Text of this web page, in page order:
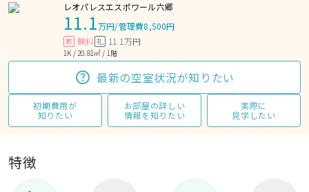
レオパレスエスポワール六郷
11.1万円/管理費8,500円
敷 無料 礼 11.1万円
1K / 20.81㎡ / 1階
最新の空室状況が知りたい
初期費用が
知りたい
お部屋の詳しい
情報を知りたい
実際に
見学したい
特徴